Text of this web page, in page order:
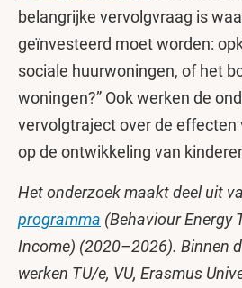
belangrijke vervolgvraag is
geïnvesteerd moet worden:
sociale huurwoningen, of het
woningen?” Ook werken de
vervolgtraject over de
op de ontwikkeling van
Het onderzoek maakt deel uit
programma (Behaviour Energy
Income) (2020–2026). Binnen
werken TU/e, VU, Erasmus